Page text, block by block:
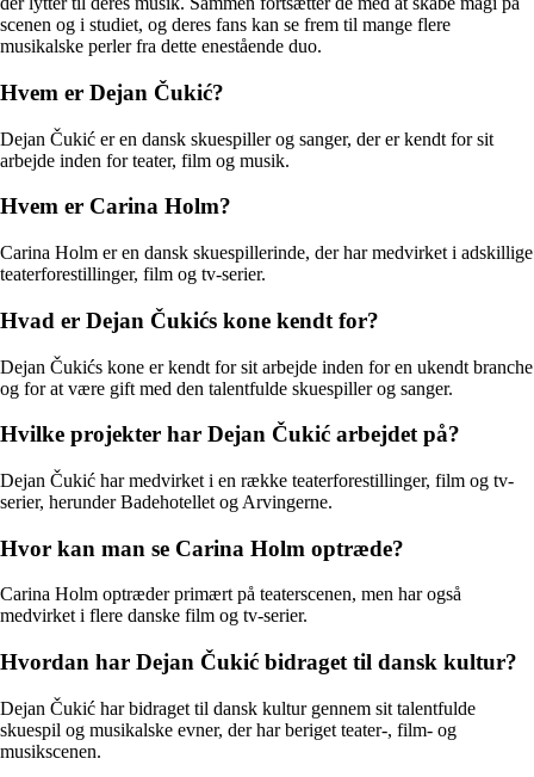
scenen og i studiet, og deres fans kan se frem til mange flere
musikalske perler fra dette enestående duo.
Hvem er Dejan Čukić?
Dejan Čukić er en dansk skuespiller og sanger, der er kendt for sit
arbejde inden for teater, film og musik.
Hvem er Carina Holm?
Carina Holm er en dansk skuespillerinde, der har medvirket i adskillige
teaterforestillinger, film og tv-serier.
Hvad er Dejan Čukićs kone kendt for?
Dejan Čukićs kone er kendt for sit arbejde inden for en ukendt branche
og for at være gift med den talentfulde skuespiller og sanger.
Hvilke projekter har Dejan Čukić arbejdet på?
Dejan Čukić har medvirket i en række teaterforestillinger, film og tv-
serier, herunder Badehotellet og Arvingerne.
Hvor kan man se Carina Holm optræde?
Carina Holm optræder primært på teaterscenen, men har også
medvirket i flere danske film og tv-serier.
Hvordan har Dejan Čukić bidraget til dansk kultur?
Dejan Čukić har bidraget til dansk kultur gennem sit talentfulde
skuespil og musikalske evner, der har beriget teater-, film- og
musikscenen.